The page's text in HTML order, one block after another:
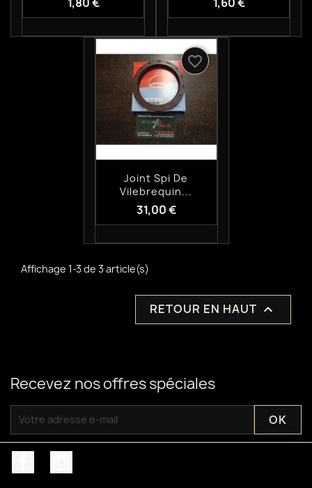
Aperçu rapide
Joint Spi De
Vilebrequin...
31,00 €
favorite_border
Affichage 1-3 de 3 article(s)
RETOUR EN HAUT 
Recevez nos offres spéciales